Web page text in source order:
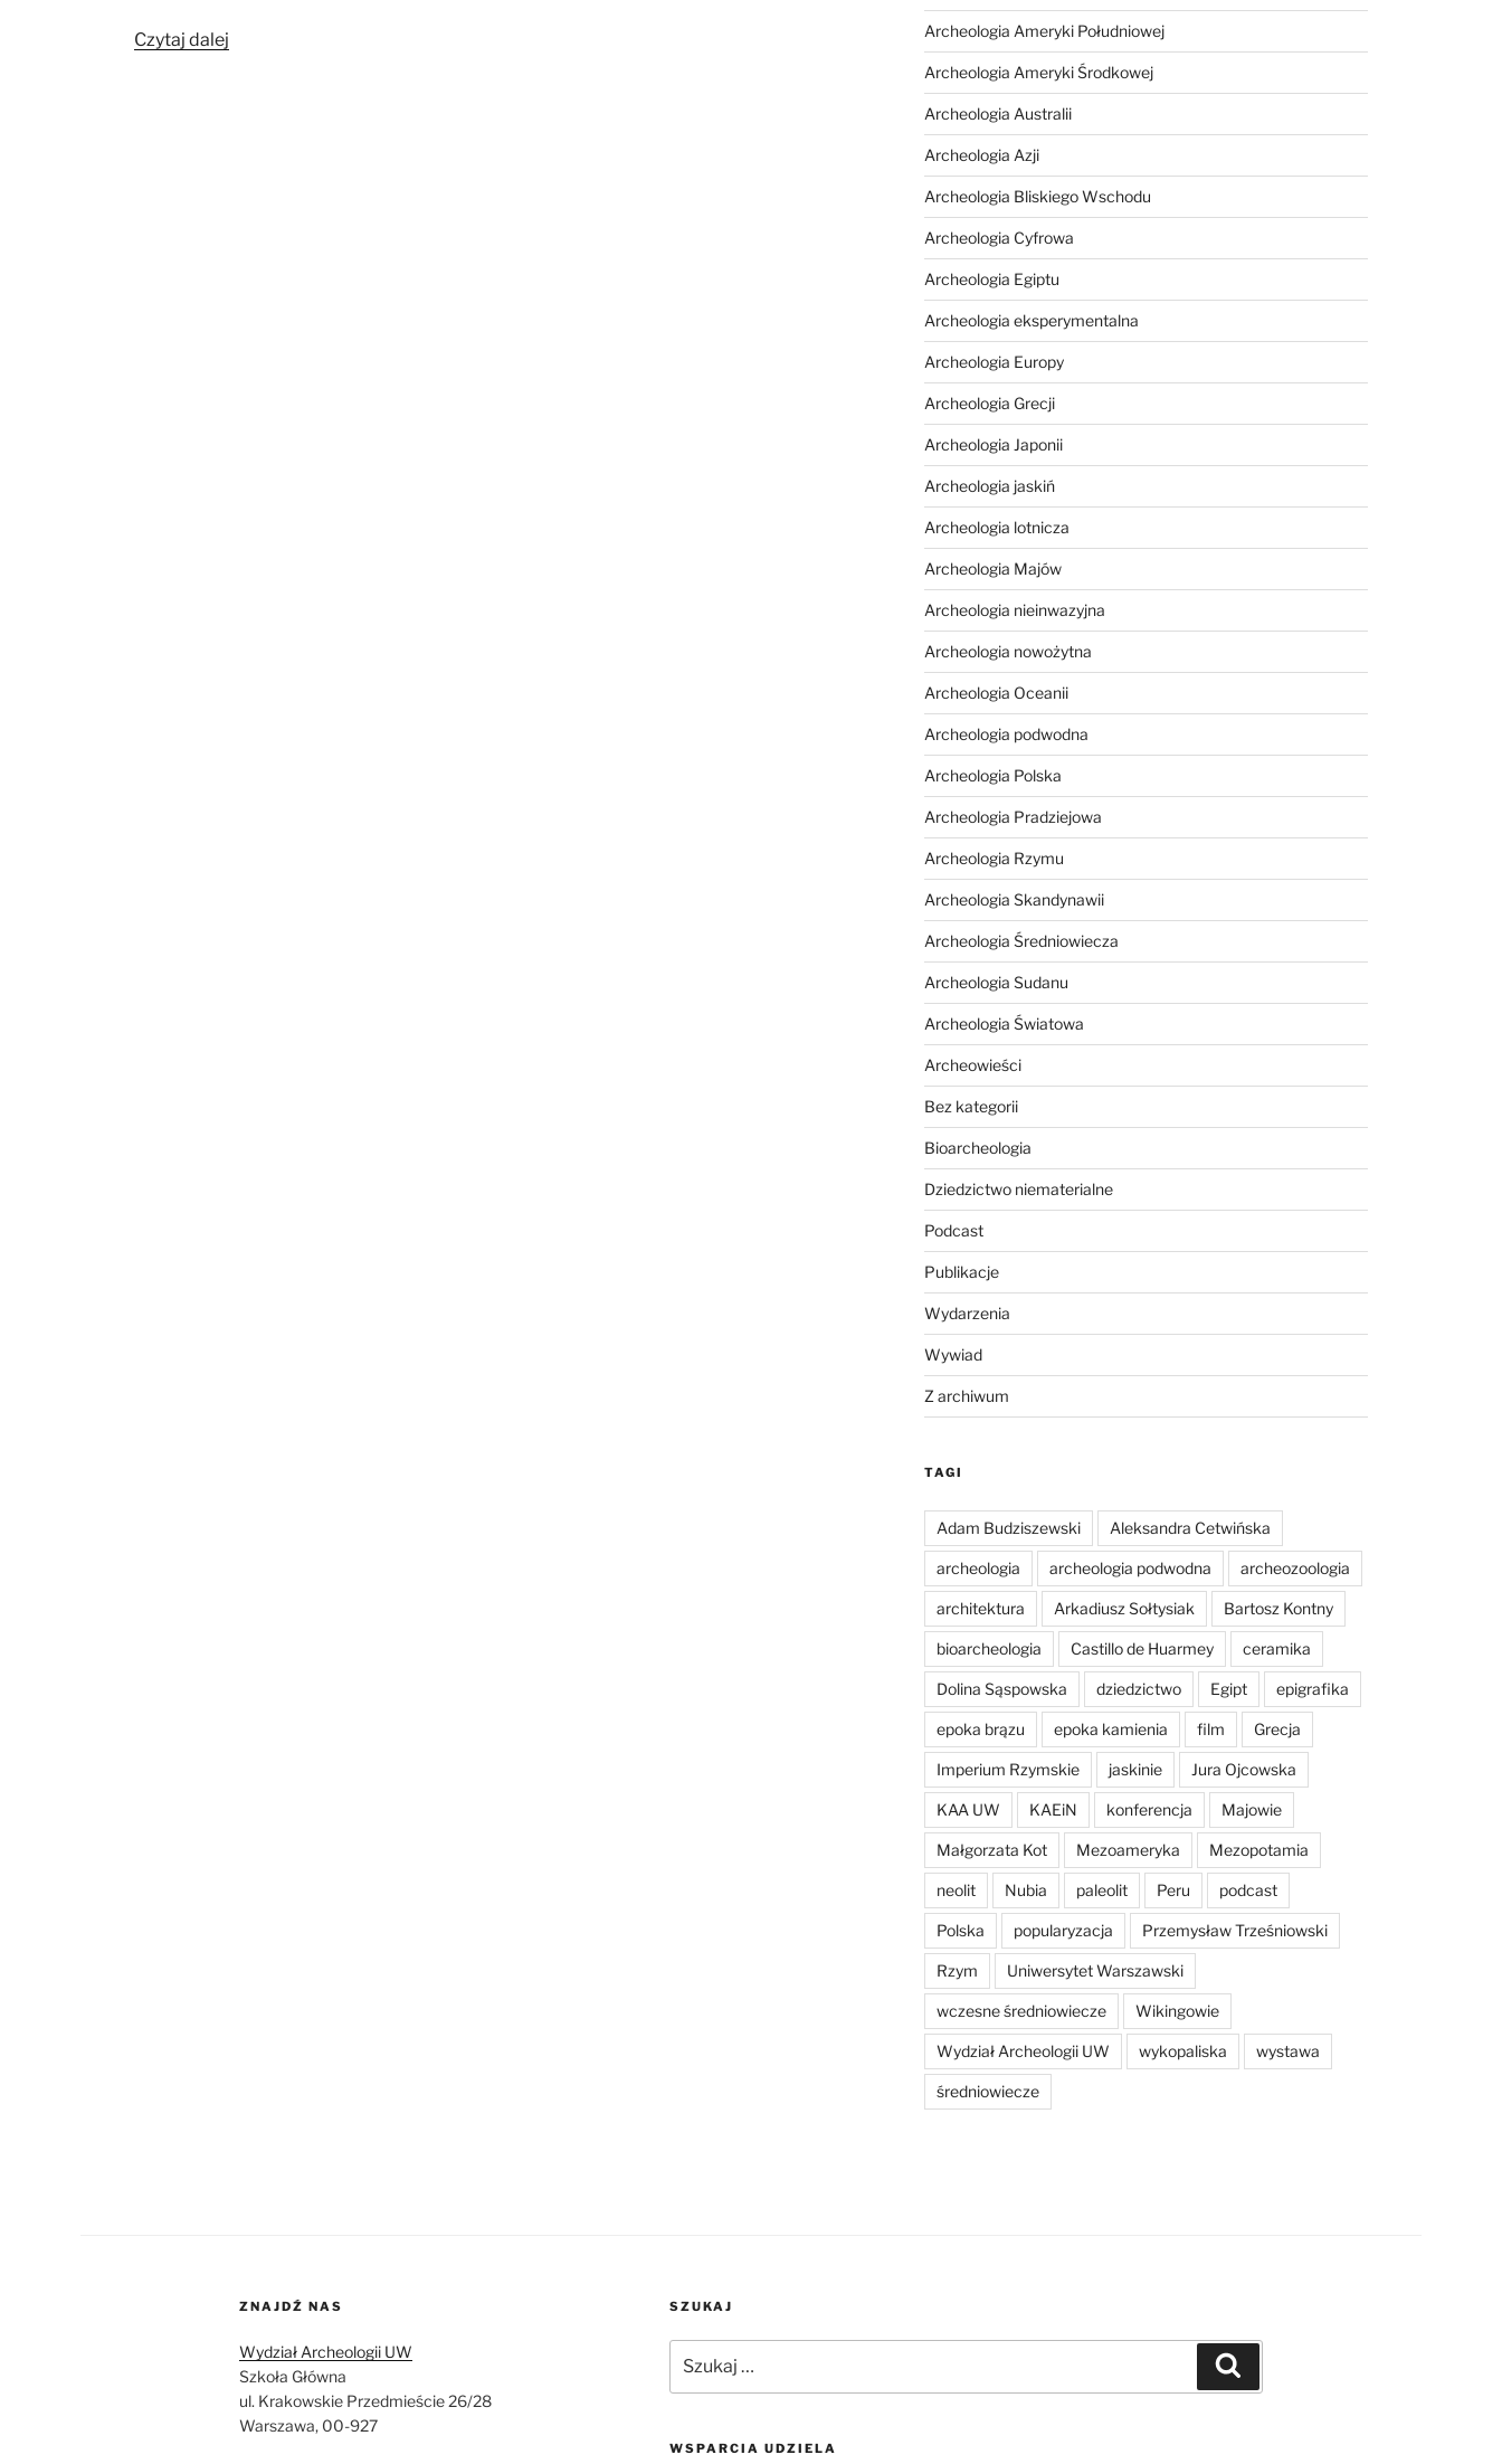
Czytaj dalej Archeologia Ameryki Południowej
Archeologia Ameryki Środkowej
Archeologia Australii
Archeologia Azji
Archeologia Bliskiego Wschodu
Archeologia Cyfrowa
Archeologia Egiptu
Archeologia eksperymentalna
Archeologia Europy
Archeologia Grecji
Archeologia Japonii
Archeologia jaskiń
Archeologia lotnicza
Archeologia Majów
Archeologia nieinwazyjna
Archeologia nowożytna
Archeologia Oceanii
Archeologia podwodna
Archeologia Polska
Archeologia Pradziejowa
Archeologia Rzymu
Archeologia Skandynawii
Archeologia Średniowiecza
Archeologia Sudanu
Archeologia Światowa
Archeowieści
Bez kategorii
Bioarcheologia
Dziedzictwo niematerialne
Podcast
Publikacje
Wydarzenia
Wywiad
Z archiwum
TAGI
Adam Budziszewski Aleksandra Cetwińska
archeologia archeologia podwodna archeozoologia
architektura Arkadiusz Sołtysiak Bartosz Kontny
bioarcheologia Castillo de Huarmey ceramika
Dolina Sąspowska dziedzictwo Egipt epigrafika
epoka brązu epoka kamienia film Grecja
Imperium Rzymskie jaskinie Jura Ojcowska
KAA UW KAEiN konferencja Majowie
Małgorzata Kot Mezoameryka Mezopotamia
neolit Nubia paleolit Peru podcast
Polska popularyzacja Przemysław Trześniowski
Rzym Uniwersytet Warszawski
wczesne średniowiecze Wikingowie
Wydział Archeologii UW wykopaliska wystawa
średniowiecze
ZNAJDŹ NAS
Wydział Archeologii UW
Szkoła Główna
ul. Krakowskie Przedmieście 26/28
Warszawa, 00-927
SZUKAJ
WSPARCIA UDZIELA